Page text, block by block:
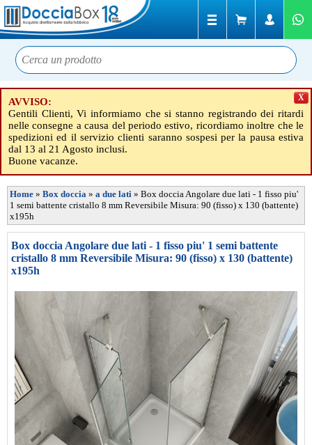
AVVISO:
Gentili Clienti, Vi informiamo che si stanno registrando dei ritardi
nelle consegne a causa del periodo estivo, ricordiamo inoltre che le
spedizioni ed il servizio clienti saranno sospesi per la pausa estiva
dal 13 al 21 Agosto inclusi.
Buone vacanze.
X
Home » Box doccia » a due lati » Box doccia Angolare due lati - 1 fisso piu'
1 semi battente cristallo 8 mm Reversibile Misura: 90 (fisso) x 130 (battente)
x195h
Box doccia Angolare due lati - 1 fisso piu' 1 semi battente
cristallo 8 mm Reversibile Misura: 90 (fisso) x 130 (battente)
x195h